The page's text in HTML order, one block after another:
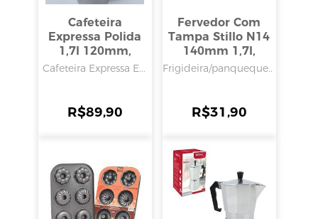
Cafeteira
Expressa Polida
1,7l 120mm,
Alumínio Barbosa
Cafeteira Expressa E...
R$89,90
Fervedor Com
Tampa Stillo N14
140mm 1,7l,
Aluminio Barbosa
Frigideira/panqueque...
R$31,90